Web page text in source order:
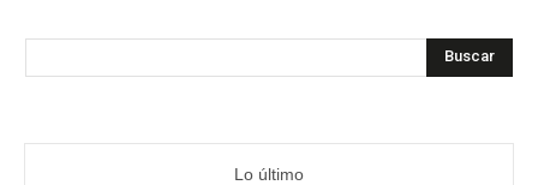
Buscar
Lo último